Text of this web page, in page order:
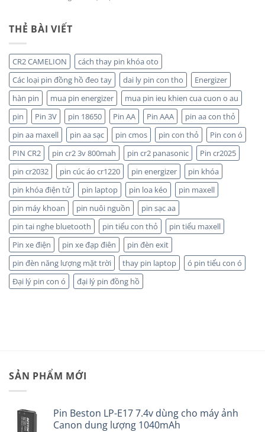
HÀ
NỘI
&
TP.HCM:
UY
TÍN,
CHIẾT
KHẤU
CAO,
HÀNG
CHÍNH
HÃNG
các
hãng:
Energizer,
Panasonic
và
Maxell:
Pin
nào
bền
hơn?
THẺ BÀI VIẾT
CR2 CAMELION
cách thay pin khóa oto
Các loại pin đồng hồ đeo tay
dai ly pin con tho
Energizer
hàn pin
mua pin energizer
mua pin ieu khien cua cuon o au
pin
Pin 3V pin 18650 Pin AA Pin AAA
pin aa con thỏ
pin aa maxell
pin aa sạc pin cmos pin con thỏ
Pin con ó
PIN CR2
pin cr2 3v 800mah pin cr2 panasonic
Pin cr2025
pin cr2032
pin cúc áo cr1220 pin energizer
pin khóa
pin khóa điện tử
pin laptop pin loa kéo
pin maxell
pin máy khoan
pin nuôi nguồn
pin sạc aa
pin tai nghe bluetooth
pin tiểu con thỏ
pin tiểu maxell
Pin xe điện
pin xe đạp điên
pin đèn exit
pin đèn năng lượng mặt trời
thay pin laptop
ó pin tiểu con ó
Đại lý pin con ó
đại lý pin đồng hồ
SẢN PHẨM MỚI
Pin Beston LP-E17 7.4v dùng cho máy ảnh
Canon dung lượng 1040mAh